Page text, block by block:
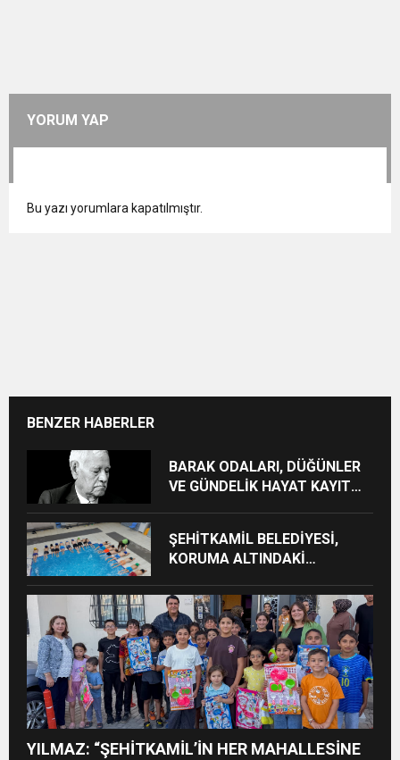
YORUM YAP
Bu yazı yorumlara kapatılmıştır.
BENZER HABERLER
BARAK ODALARI, DÜĞÜNLER
VE GÜNDELİK HAYAT KAYIT
ŞEHİTKAMİL BELEDİYESİ,
KORUMA ALTINDAKİ
BULUŞTURUYOR
YILMAZ: “ŞEHİTKAMİL’İN HER MAHALLESİNE